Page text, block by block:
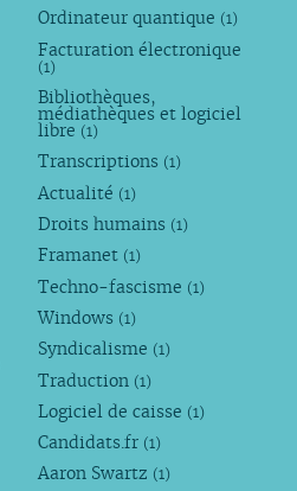
Ordinateur quantique (1)
Facturation électronique
(1)
Bibliothèques,
médiathèques et logiciel
libre (1)
Transcriptions (1)
Actualité (1)
Droits humains (1)
Framanet (1)
Techno-fascisme (1)
Windows (1)
Syndicalisme (1)
Traduction (1)
Logiciel de caisse (1)
Candidats.fr (1)
Aaron Swartz (1)